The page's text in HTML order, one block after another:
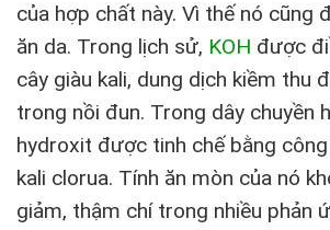
của hợp chất này. Vì thế nó cũng
ăn da. Trong lịch sử, KOH được
cây giàu kali, dung dịch kiềm thu
trong nồi đun. Trong dây chuyền
hydroxit được tinh chế bằng
kali clorua. Tính ăn mòn của nó
giảm, thậm chí trong nhiều phản